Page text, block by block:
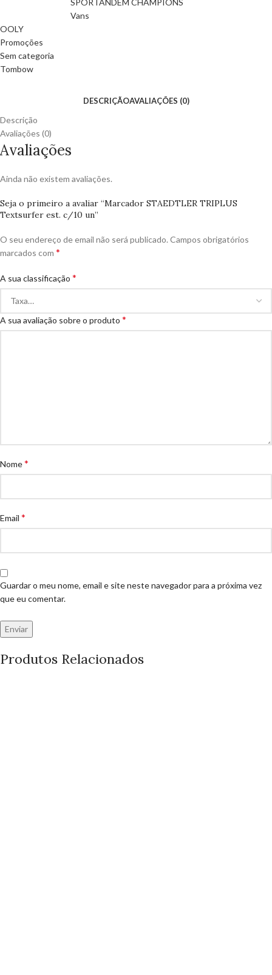
SPORTANDEM CHAMPIONS
Vans
OOLY
Promoções
Sem categoria
Tombow
DESCRIÇÃOAVALIAÇÕES (0)
Descrição
Avaliações (0)
Avaliações
Ainda não existem avaliações.
Seja o primeiro a avaliar “Marcador STAEDTLER TRIPLUS
Textsurfer est. c/10 un”
O seu endereço de email não será publicado. Campos obrigatórios
marcados com *
A sua classificação *
A sua avaliação sobre o produto *
Nome*
Email *
Guardar o meu nome, email e site neste navegador para a próxima vez
que eu comentar.
Produtos Relacionados